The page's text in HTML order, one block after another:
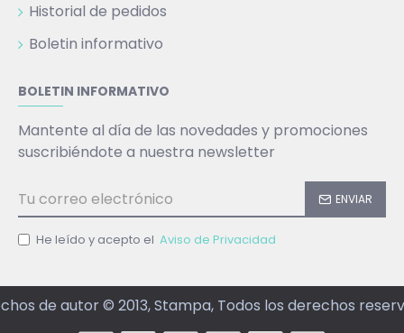
Historial de pedidos
Boletin informativo
BOLETIN INFORMATIVO
Mantente al día de las novedades y promociones
suscribiéndote a nuestra newsletter
ENVIAR
He leído y acepto el Aviso de Privacidad
de autor © 2013, Stampa, Todos los derechos